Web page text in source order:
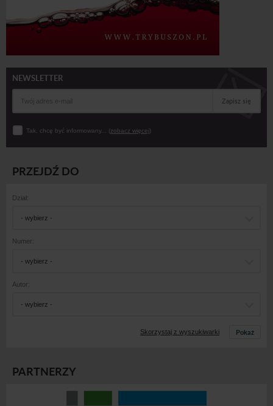
NEWSLETTER
Zapisz się
Tak, chcę być informowany... (zobacz więcej)
PRZEJDŹ DO
Dział:
- wybierz -
Numer:
- wybierz -
Autor:
- wybierz -
Skorzystaj z wyszukiwarki Pokaż
PARTNERZY